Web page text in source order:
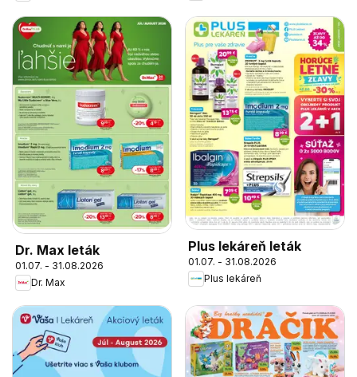
Dr. Max leták
01.07. - 31.08.2026
Dr. Max
Plus lekáreň leták
01.07. - 31.08.2026
Plus lekáreň